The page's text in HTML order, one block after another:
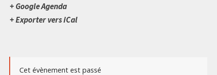
+ Google Agenda
+ Exporter vers iCal
Cet évènement est passé